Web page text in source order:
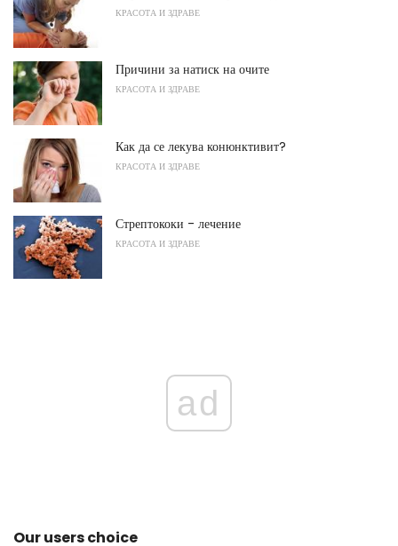
КРАСОТА И ЗДРАВЕ
Причини за натиск на очите
КРАСОТА И ЗДРАВЕ
Как да се лекува конюнктивит?
КРАСОТА И ЗДРАВЕ
Стрептококи - лечение
КРАСОТА И ЗДРАВЕ
ad
Our users choice